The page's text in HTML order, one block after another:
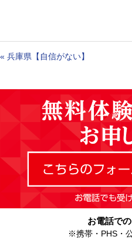
« 兵庫県【自信がない】
お電話で
※携帯・PHS・